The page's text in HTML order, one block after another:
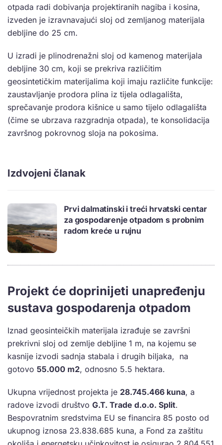
otpada radi dobivanja projektiranih nagiba i kosina,
izveden je izravnavajući sloj od zemljanog materijala
debljine do 25 cm.
U izradi je plinodrenažni sloj od kamenog materijala
debljine 30 cm, koji se prekriva različitim
geosintetičkim materijalima koji imaju različite funkcije:
zaustavljanje prodora plina iz tijela odlagališta,
sprečavanje prodora kišnice u samo tijelo odlagališta
(čime se ubrzava razgradnja otpada), te konsolidacija
završnog pokrovnog sloja na pokosima.
Izdvojeni članak
Prvi dalmatinski i treći hrvatski centar
za gospodarenje otpadom s probnim
radom kreće u rujnu
Projekt će doprinijeti unapređenju
sustava gospodarenja otpadom
Iznad geosinteičkih materijala izrađuje se završni
prekrivni sloj od zemlje debljine 1 m, na kojemu se
kasnije izvodi sadnja stabala i drugih biljaka, na
gotovo 55.000 m2, odnosno 5.5 hektara.
Ukupna vrijednost projekta je 28.745.466 kuna, a
radove izvodi društvo G.T. Trade d.o.o. Split.
Bespovratnim sredstvima EU se financira 85 posto od
ukupnog iznosa 23.838.685 kuna, a Fond za zaštitu